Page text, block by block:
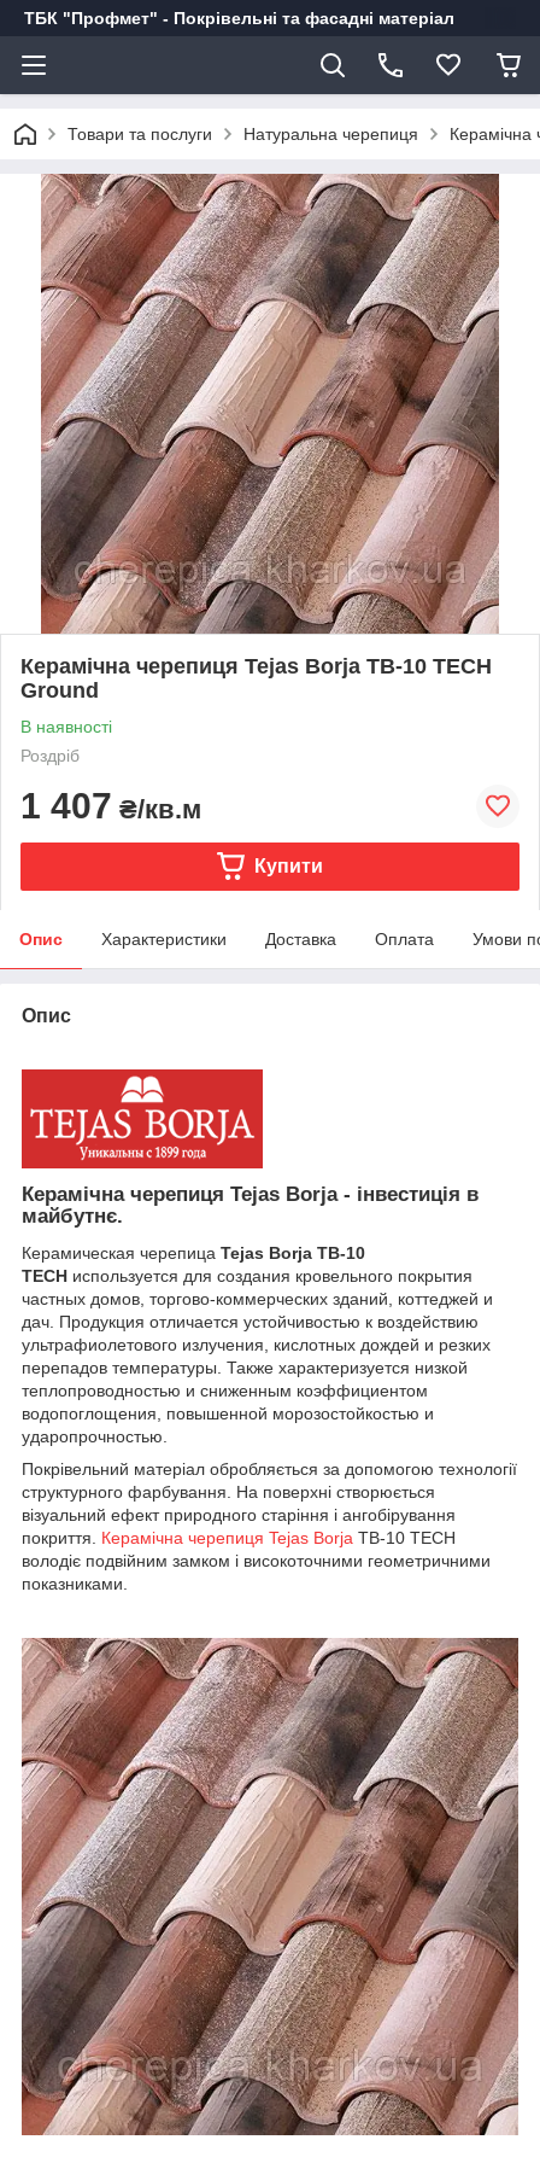
ТБК "Профмет" - Покрівельні та фасадні матеріал
Товари та послуги Натуральна черепиця Керамічна
Керамічна черепиця Tejas Borja TB-10 TECH
Ground
В наявності
Роздріб
1 407 ₴/кв.м
Купити
Опис Характеристики Доставка Оплата Умови
Опис
Керамічна черепиця Tejas Borja- інвестиція в
майбутнє.
Керамическая черепица Tejas Borja TB-10
TECH используется для создания кровельного покрытия
частных домов, торгово-коммерческих зданий, коттеджей и
дач. Продукция отличается устойчивостью к воздействию
ультрафиолетового излучения, кислотных дождей и резких
перепадов температуры. Также характеризуется низкой
теплопроводностью и сниженным коэффициентом
водопоглощения, повышенной морозостойкостью и
ударопрочностью.
Покрівельний матеріал обробляється за допомогою технології
структурного фарбування. На поверхні створюється
візуальний ефект природного старіння і ангобірування
покриття. Керамічна черепиця Tejas Borja TB-10 TECH
володіє подвійним замком і високоточними геометричними
показниками.